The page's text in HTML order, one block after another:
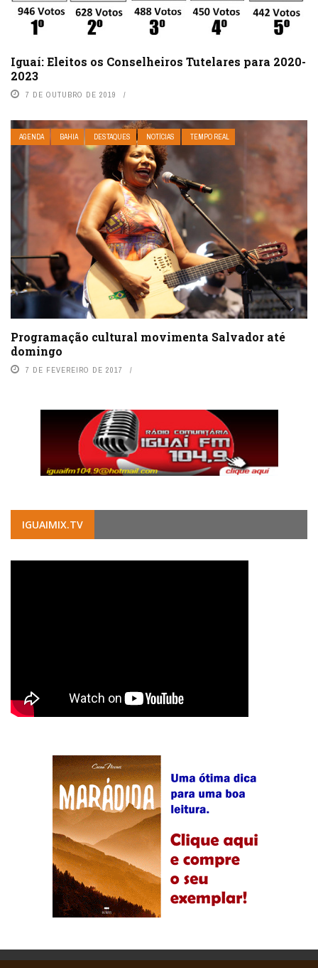
Iguaí: Eleitos os Conselheiros Tutelares para 2020-
2023
7 DE OUTUBRO DE 2019
AGENDA BAHIA DESTAQUES NOTÍCIAS TEMPO REAL
Programação cultural movimenta Salvador até
domingo
7 DE FEVEREIRO DE 2017
IGUAIMIX.TV